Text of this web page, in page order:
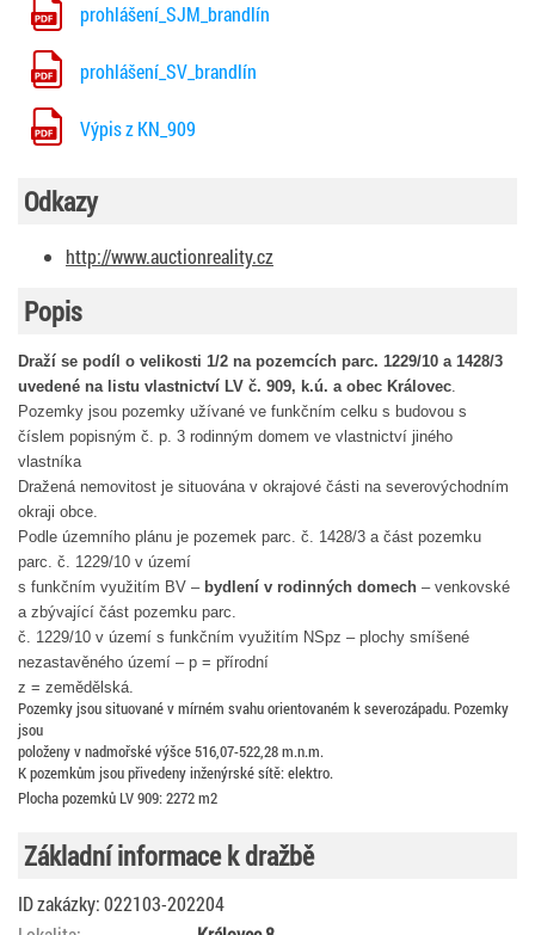
prohlášení_SJM_brandlín
prohlášení_SV_brandlín
Výpis z KN_909
Odkazy
http://www.auctionreality.cz
Popis
Draží se podíl o velikosti 1/2 na pozemcích parc. 1229/10 a 1428/3
uvedené na listu vlastnictví LV č. 909, k.ú. a obec Královec.
Pozemky jsou pozemky užívané ve funkčním celku s budovou s
číslem popisným č. p. 3 rodinným domem ve vlastnictví jiného
vlastníka
Dražená nemovitost je situována v okrajové části na severovýchodním
okraji obce.
Podle územního plánu je pozemek parc. č. 1428/3 a část pozemku
parc. č. 1229/10 v území
s funkčním využitím BV – bydlení v rodinných domech – venkovské
a zbývající část pozemku parc.
č. 1229/10 v území s funkčním využitím NSpz – plochy smíšené
nezastavěného území – p = přírodní
z = zemědělská.
Pozemky jsou situované v mírném svahu orientovaném k severozápadu. Pozemky
jsou
položeny v nadmořské výšce 516,07-522,28 m.n.m.
K pozemkům jsou přivedeny inženýrské sítě: elektro.
Plocha pozemků LV 909: 2272 m2
Základní informace k dražbě
ID zakázky: 022103-202204